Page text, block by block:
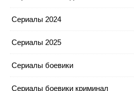
Сериалы 2024
Сериалы 2025
Сериалы боевики
Сериалы боевики криминал